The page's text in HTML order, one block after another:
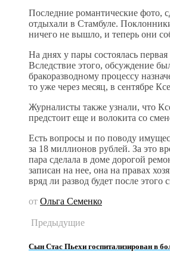
Последние романтические фото,
отдыхали в Стамбуле.
ничего не вышло, и теперь они
На днях у пары состоялась
Вследствие этого, обсуждение
бракоразводному процессу
то уже через месяц, в сентябре
Журналисты также узнали, что
предстоит еще и волокита со
Есть вопросы и по поводу
за 18 миллионов рублей. За это
пара сделала в доме дорогой
записан на нее, она на правах
вряд ли развод будет после этого
от Ольга Семенко
Предыдущие
Сын Стас Пьехи госпитализирован в